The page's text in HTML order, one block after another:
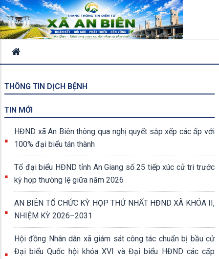
THÔNG TIN DỊCH BỆNH
TIN MỚI
HĐND xã An Biên thông qua nghị quyết sắp xếp các ấp với
100% đại biểu tán thành
Tổ đại biểu HĐND tỉnh An Giang số 25 tiếp xúc cử tri trước
kỳ họp thường lệ giữa năm 2026
AN BIÊN TỔ CHỨC KỲ HỌP THỨ NHẤT HĐND XÃ KHÓA II,
NHIỆM KỲ 2026–2031
Hội đồng Nhân dân xã giám sát công tác chuẩn bị bầu cử
Đại biểu Quốc hội khóa XVI và Đại biểu HĐND các cấp